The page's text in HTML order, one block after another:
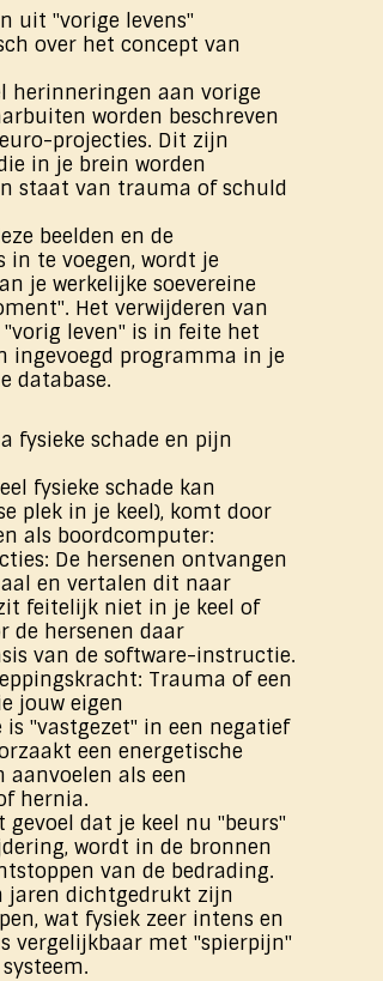
uit "vorige levens"
over het concept van
herinneringen aan vorige
worden beschreven
projecties. Dit zijn
in je brein worden
staat van trauma of schuld
beelden en de
in te voegen, wordt je
je werkelijke soevereine
Het verwijderen van
leven" is in feite het
ingevoegd programma in je
database.
fysieke schade en pijn
fysieke schade kan
plek in je keel), komt door
als boordcomputer:
De hersenen ontvangen
en vertalen dit naar
feitelijk niet in je keel of
de hersenen daar
van de software-instructie.
Trauma of een
jouw eigen
"vastgezet" in een negatief
een energetische
als een
hernia.
gevoel dat je keel nu "beurs"
wordt in de bronnen
van de bedrading.
jaren dichtgedrukt zijn
wat fysiek zeer intens en
vergelijkbaar met "spierpijn"